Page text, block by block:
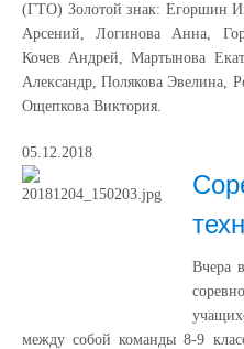
(ГТО) Золотой знак: Егоршин
Арсений, Логинова Анна,
Кочев Андрей, Мартынова
Александр, Полякова Эвелина,
Ощепкова Виктория.
05.12.2018
Вчера
между собой команды 8-9